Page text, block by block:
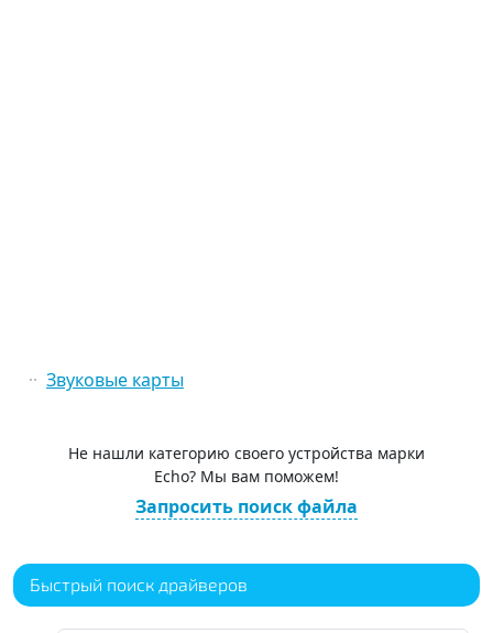
Звуковые карты
Не нашли категорию своего устройства марки
Echo? Мы вам поможем!
Запросить поиск файла
Быстрый поиск драйверов